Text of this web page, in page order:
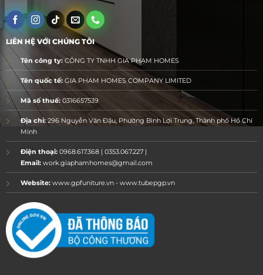
LIÊN HỆ VỚI CHÚNG TÔI
Tên công ty:CÔNG TY TNHH GIA PHẠM HOMES
Tên quốc tế:GIA PHAM HOMES COMPANY LIMITED
Mã số thuế:0316657539
Địa chỉ:296 Nguyễn Văn Đậu, Phường Bình Lợi Trung, Thành phố Hồ Chí
Minh
Điện thoại:0968.617.368 | 0353.067.227 |
Email:work.giaphamhomes@gmail.com
Website:www.gpfuniture.vn - www.tubepgp.vn